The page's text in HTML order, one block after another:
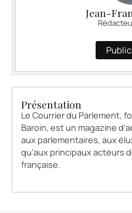
Jean-
Présentation
Le Courrier du Parlement,
Baroin, est un magazine
aux parlementaires, aux
qu’aux principaux acteurs
française.